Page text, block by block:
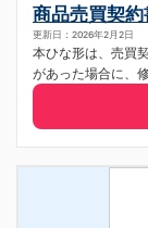
商品売買契約
更新日：2026年2月2日
本ひな形は、売買
があった場合に、